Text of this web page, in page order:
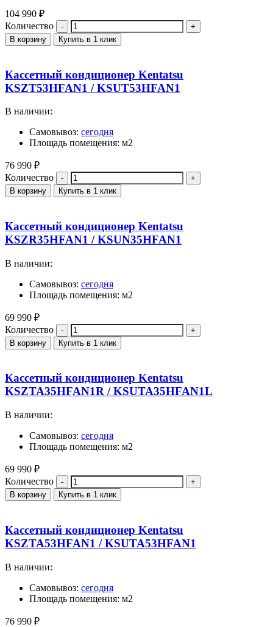
104 990 ₽
Количество
В корзину Купить в 1 клик
Кассетный кондиционер Kentatsu
KSZT53HFAN1 / KSUT53HFAN1
В наличии:
Самовывоз: сегодня
Площадь помещения: м2
76 990 ₽
Количество
В корзину Купить в 1 клик
Кассетный кондиционер Kentatsu
KSZR35HFAN1 / KSUN35HFAN1
В наличии:
Самовывоз: сегодня
Площадь помещения: м2
69 990 ₽
Количество
В корзину Купить в 1 клик
Кассетный кондиционер Kentatsu
KSZTA35HFAN1R / KSUTA35HFAN1L
В наличии:
Самовывоз: сегодня
Площадь помещения: м2
69 990 ₽
Количество
В корзину Купить в 1 клик
Кассетный кондиционер Kentatsu
KSZTA53HFAN1 / KSUTA53HFAN1
В наличии:
Самовывоз: сегодня
Площадь помещения: м2
76 990 ₽